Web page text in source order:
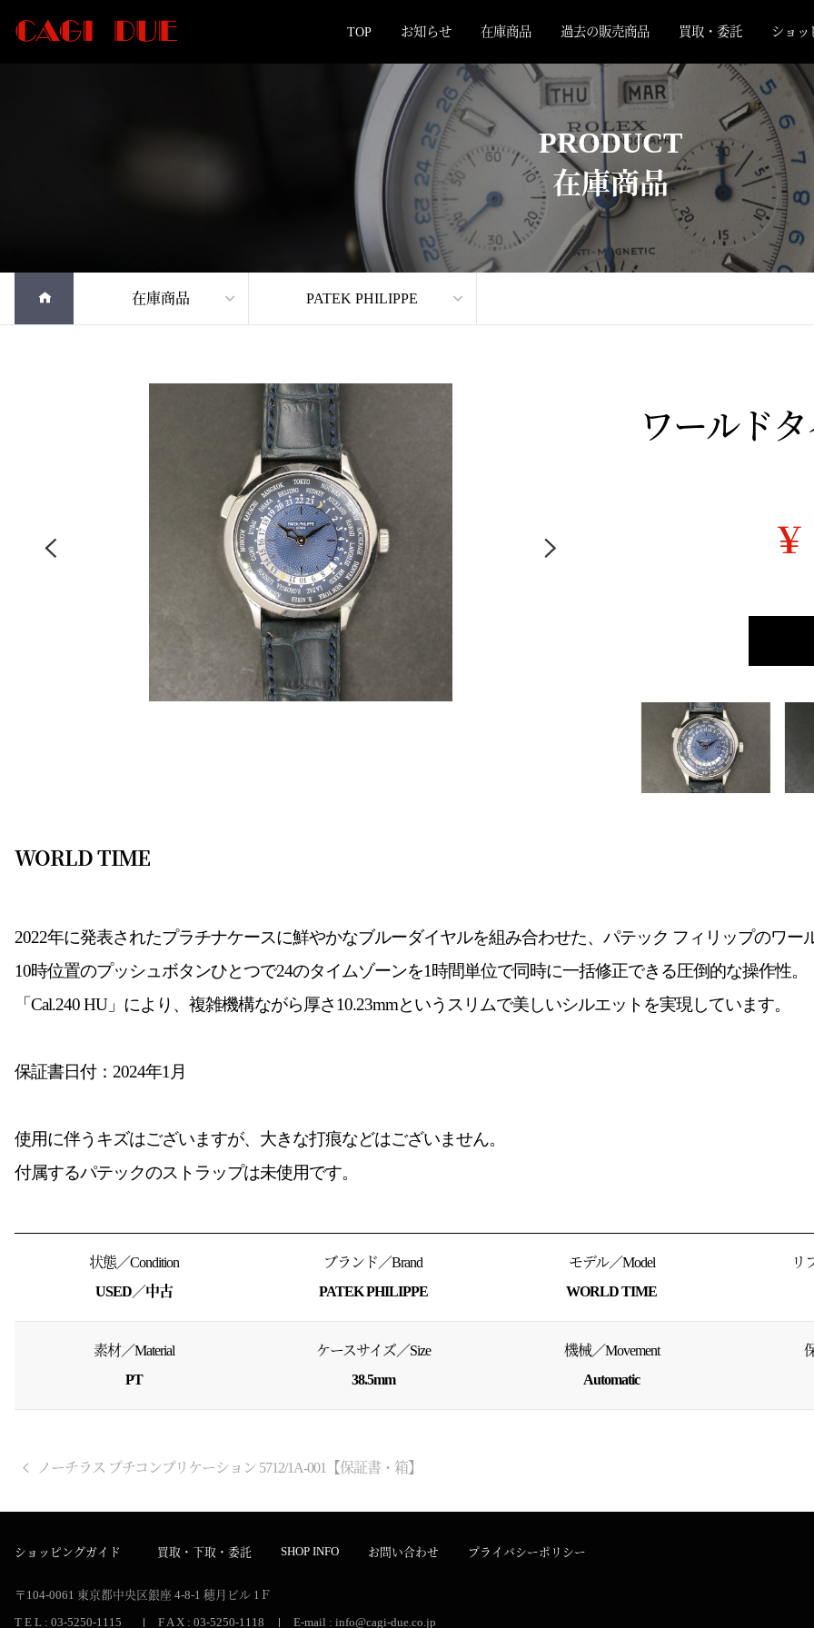
TOP お知らせ 在庫商品 過去の販売商品 買取・委託 ショッ
PRODUCT
在庫商品
在庫商品 PATEK PHILIPPE
ワールドタ
WORLD TIME
2022年に発表されたプラチナケースに鮮やかなブルーダイヤルを組み合わせた、 パテック フィリップのワー
10時位置のプッシュボタンひとつで24のタイムゾーンを1時間単位で同時に一括修正できる圧倒的な操作性。
「Cal.240 HU」により、複雑機構ながら厚さ10.23mmというスリムで美しいシルエットを実現しています。
保証書日付：2024年1月
使用に伴うキズはございますが、大きな打痕などはございません。
付属するパテックのストラップは未使用です。
状態／Condition
USED／中古
ブランド／Brand
PATEK PHILIPPE
モデル／Model
WORLD TIME
リ
素材／Material
PT
ケースサイズ／Size
38.5mm
機械／Movement
Automatic
ノーチラス プチコンプリケーション 5712/1A-001【保証書・箱】
ショッピングガイド 買取・下取・委託 SHOP INFO お問い合わせ プライバシーポリシー
〒104-0061 東京都中央区銀座 4-8-1 穂月ビル 1Ｆ
T E L : 03-5250-1115 F A X : 03-5250-1118 E-mail : info@cagi-due.co.jp